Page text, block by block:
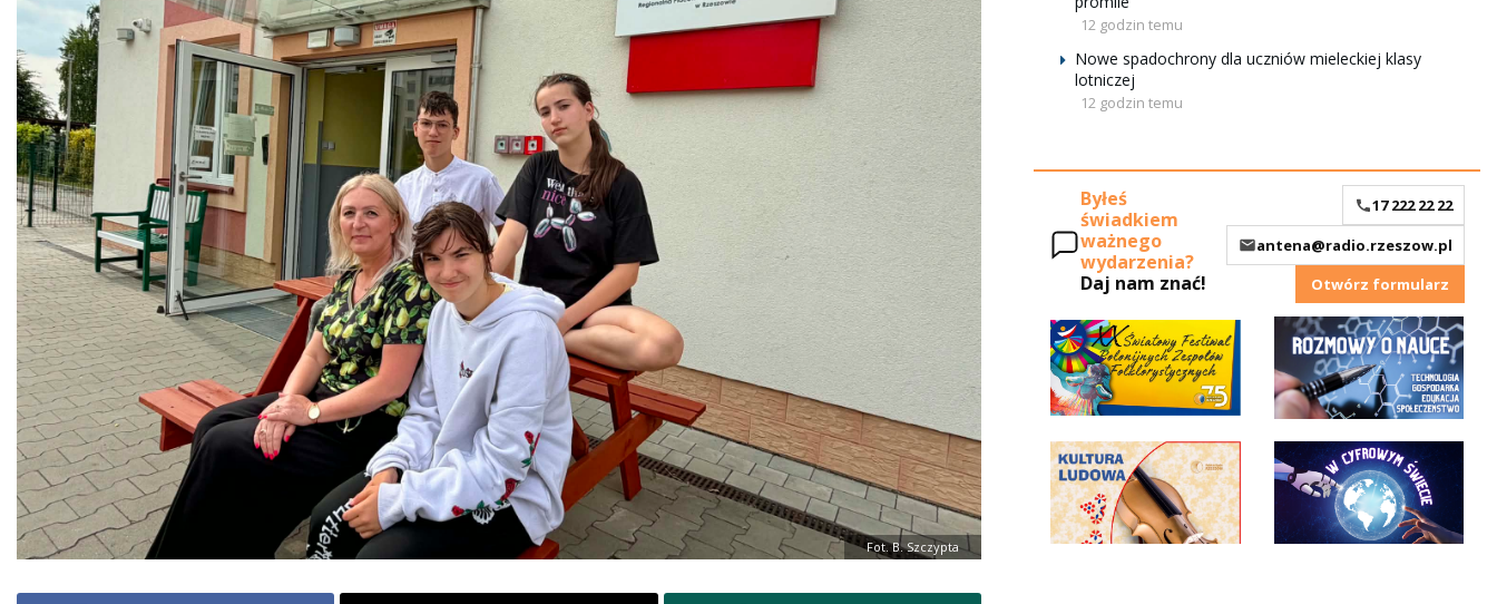
Fot. B. Szczypta
12 godzin temu
Nowe spadochrony dla uczniów mieleckiej klasy
lotniczej
12 godzin temu
Byłeś
świadkiem
ważnego
wydarzenia?
Daj nam znać!
17 222 22 22
antena@radio.rzeszow.pl
Otwórz formularz